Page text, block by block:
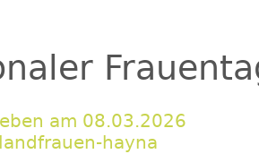
am 08.03.2026
hayna